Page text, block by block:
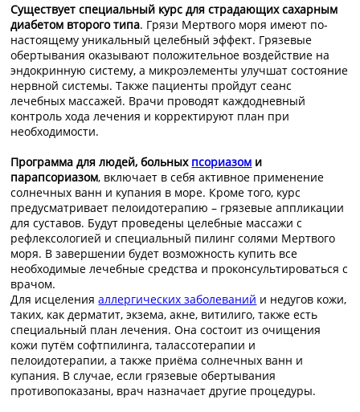
Существует специальный курс для страдающих сахарным
диабетом второго типа. Грязи Мертвого моря имеют по-
настоящему уникальный целебный эффект. Грязевые
обертывания оказывают положительное воздействие на
эндокринную систему, а микроэлементы улучшат состояние
нервной системы. Также пациенты пройдут сеанс
лечебных массажей. Врачи проводят каждодневный
контроль хода лечения и корректируют план при
необходимости.
Программа для людей, больных псориазом и
парапсориазом, включает в себя активное применение
солнечных ванн и купания в море. Кроме того, курс
предусматривает пелоидотерапию – грязевые аппликации
для суставов. Будут проведены целебные массажи с
рефлексологией и специальный пилинг солями Мертвого
моря. В завершении будет возможность купить все
необходимые лечебные средства и проконсультироваться с
врачом.
Для исцеленияаллергических заболеваний и недугов кожи,
таких, как дерматит, экзема, акне, витилиго, также есть
специальный план лечения. Она состоит из очищения
кожи путём софтпилинга, талассотерапии и
пелоидотерапии, а также приёма солнечных ванн и
купания. В случае, если грязевые обертывания
противопоказаны, врач назначает другие процедуры.